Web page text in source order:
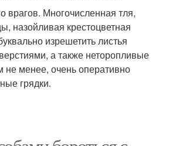
врагов. Многочисленная тля,
назойливая крестоцветная
изрешетить листья
а также неторопливые
не менее, очень оперативно
грядки.